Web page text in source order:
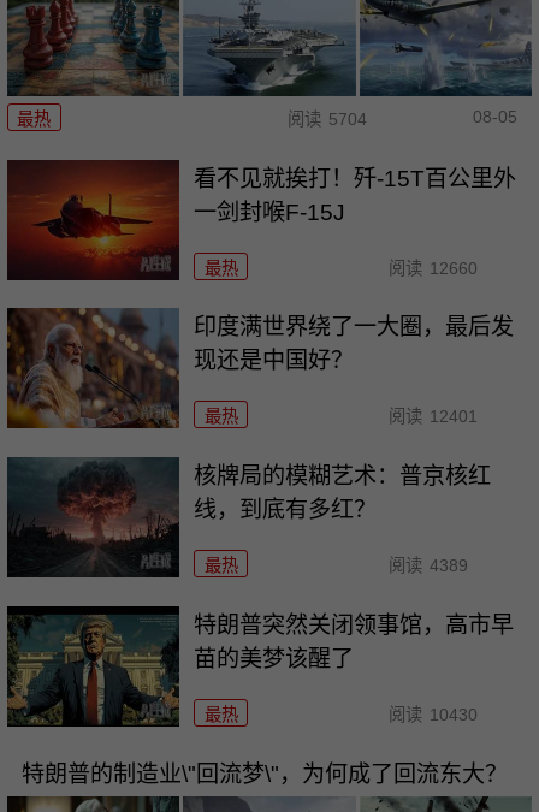
最热 阅读 5704 08-05
看不见就挨打！歼-15T百公里外
一剑封喉F-15J
最热 阅读 12660
印度满世界绕了一大圈，最后发
现还是中国好？
最热 阅读 12401
核牌局的模糊艺术：普京核红
线，到底有多红？
最热 阅读 4389
特朗普突然关闭领事馆，高市早
苗的美梦该醒了
最热 阅读 10430
特朗普的制造业\"回流梦\"，为何成了回流东大？